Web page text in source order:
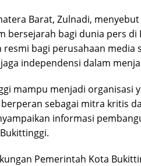
Barat, Zulnadi,
bersejarah bagi dunia pers
resmi bagi perusahaan
independensi dalam
mampu menjadi organisasi
sebagai mitra kritis
informasi
Pemerintah Kota